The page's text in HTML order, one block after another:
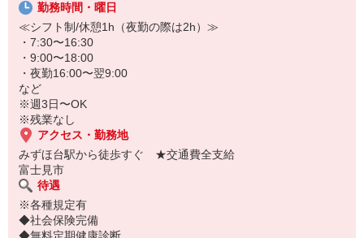
研修・サポート体制がしっかりしているので
無資格・未経験・ブランクがある方も安心して働けます♪
【日収例】
時給1,500円×8h＝12,000円
※さらに稼ぎたい方は夜勤シフトも入れます！
勤務時間・曜日
≪シフト制/休憩1h（夜勤の際は2h）≫
・7:30〜16:30
・9:00〜18:00
・夜勤16:00〜翌9:00
など
※週3日〜OK
※残業なし
アクセス・勤務地
みずほ台駅から徒歩すぐ ★交通費全支給
富士見市
待遇
※各種規定有
◆社会保険完備